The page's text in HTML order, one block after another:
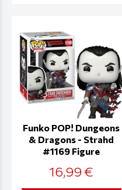
Funko POP! Dungeons
& Dragons - Strahd
#1169 Figure
16,99 €